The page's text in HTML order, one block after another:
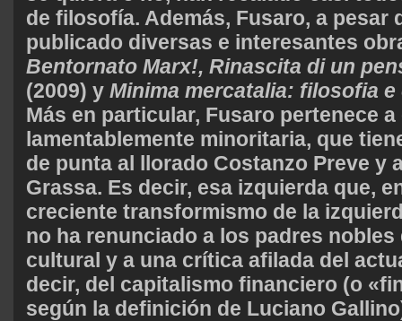
de filosofía. Además, Fusaro, a pesar
publicado diversas e interesantes
Bentornato Marx!, Rinascita di un
(2009) y Minima mercatalia: filosofia
Más en particular, Fusaro pertenece
lamentablemente minoritaria, que
de punta al llorado Costanzo Preve y
Grassa. Es decir, esa izquierda que,
creciente transformismo de la
no ha renunciado a los padres
cultural y a una crítica afilada del
decir, del capitalismo financiero (o
según la definición de Luciano